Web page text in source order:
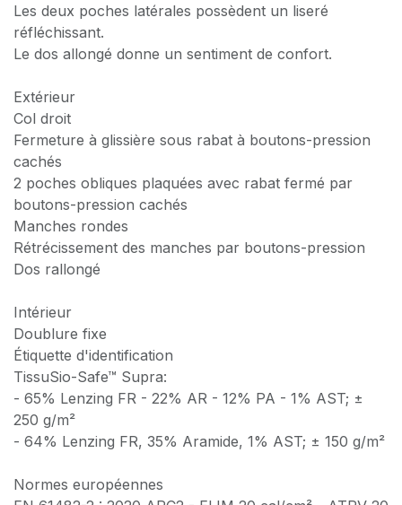
Les deux poches latérales possèdent un liseré
réfléchissant.
Le dos allongé donne un sentiment de confort.
Extérieur
Col droit
Fermeture à glissière sous rabat à boutons-pression
cachés
2 poches obliques plaquées avec rabat fermé par
boutons-pression cachés
Manches rondes
Rétrécissement des manches par boutons-pression
Dos rallongé
Intérieur
Doublure fixe
Étiquette d'identification
TissuSio-Safe™ Supra:
- 65% Lenzing FR - 22% AR - 12% PA - 1% AST; ±
250 g/m²
- 64% Lenzing FR, 35% Aramide, 1% AST; ± 150 g/m²
Normes européennes